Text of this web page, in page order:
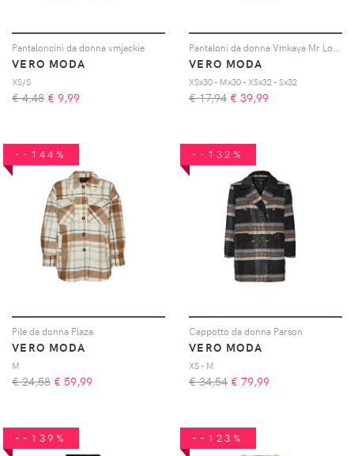
Pantaloncini da donna vmjackie
VERO MODA
XS/S
€ 4,48 € 9,99
VERO MODA
XSx30 - Mx30 - XSx32 - Sx32
€ 17,94 € 39,99
--144%
Pile da donna Plaza
VERO MODA
M
€ 24,58 € 59,99
--132%
Cappotto da donna Parson
VERO MODA
XS - M
€ 34,54 € 79,99
--139% --123%